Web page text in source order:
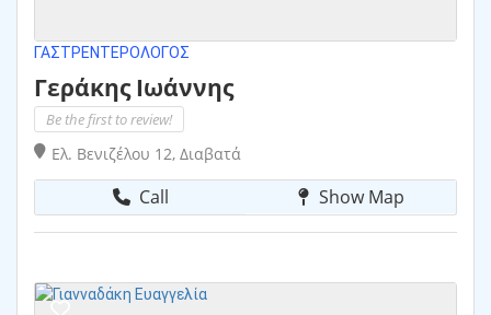
ΓΑΣΤΡΕΝΤΕΡΟΛΌΓΟΣ
Γεράκης Ιωάννης
Be the first to review!
Ελ. Βενιζέλου 12, Διαβατά
Call Show Map